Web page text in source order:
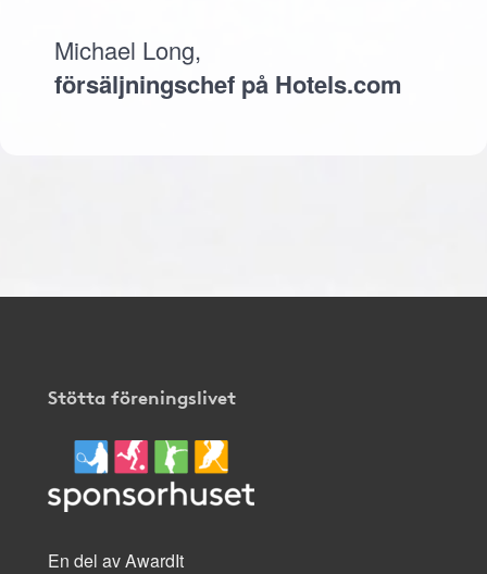
Michael Long,
försäljningschef på Hotels.com
Stötta föreningslivet
En del av AwardIt